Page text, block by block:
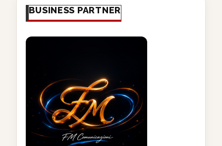
BUSINESS PARTNER